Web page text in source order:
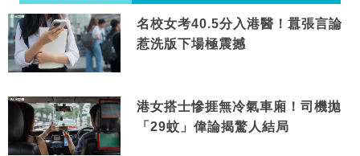
名校女考40.5分入港醫！囂張言論
惹洗版下場極震撼
港女搭士慘捱無冷氣車廂！司機拋
「29蚊」偉論揭驚人結局